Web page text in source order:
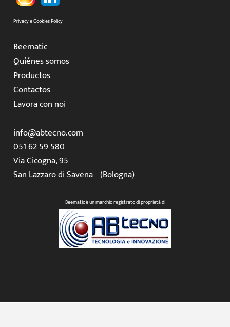
Privacy e Cookies Policy
Beematic
Quiénes somos
Productos
Contactos
Lavora con noi
info@abtecno.com
051 62 59 580
Via Cicogna, 95
San Lazzaro di Savena (Bologna)
Beematic è un marchio registrato di proprietà di